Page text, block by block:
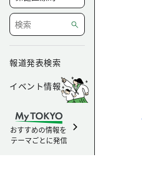
報道発表検索
イベント情報
おすすめの情報を
テーマごとに発信